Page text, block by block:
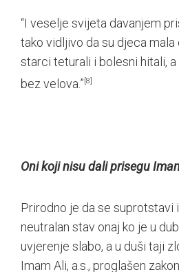
“I veselje svijeta davanjem
tako vidljivo da su djeca mala
starci teturali i bolesni hitali,
bez velova.” [8]
Oni koji nisu dali prisegu
Prirodno je da se suprotstavi
neutralan stav onaj ko je u
uvjerenje slabo, a u duši taji
Imam Ali, a.s., proglašen